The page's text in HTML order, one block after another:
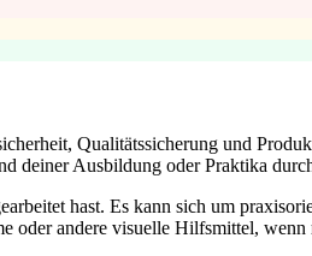
Qualitätssicherung und
deiner Ausbildung oder Praktika
hast. Es kann sich um
oder andere visuelle Hilfsmittel,